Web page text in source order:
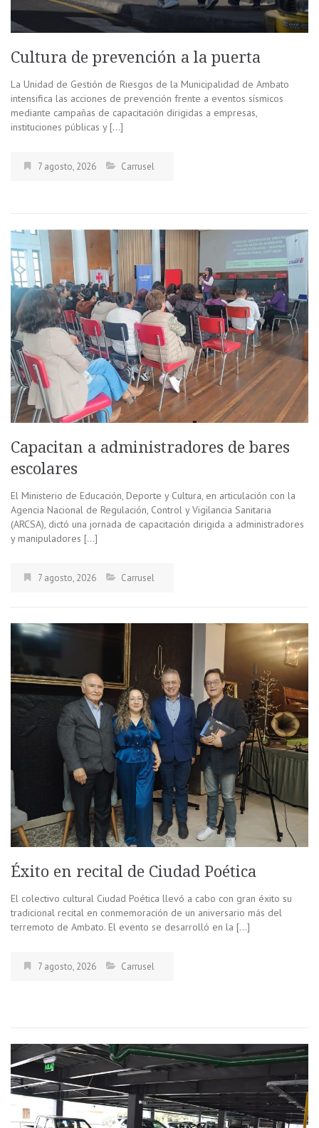
Cultura de prevención a la puerta
La Unidad de Gestión de Riesgos de la Municipalidad de Ambato
intensifica las acciones de prevención frente a eventos sísmicos
mediante campañas de capacitación dirigidas a empresas,
instituciones públicas y […]
7 agosto, 2026 Carrusel
Capacitan a administradores de bares
escolares
El Ministerio de Educación, Deporte y Cultura, en articulación con la
Agencia Nacional de Regulación, Control y Vigilancia Sanitaria
(ARCSA), dictó una jornada de capacitación dirigida a administradores
y manipuladores […]
7 agosto, 2026 Carrusel
Éxito en recital de Ciudad Poética
El colectivo cultural Ciudad Poética llevó a cabo con gran éxito su
tradicional recital en conmemoración de un aniversario más del
terremoto de Ambato. El evento se desarrolló en la […]
7 agosto, 2026 Carrusel